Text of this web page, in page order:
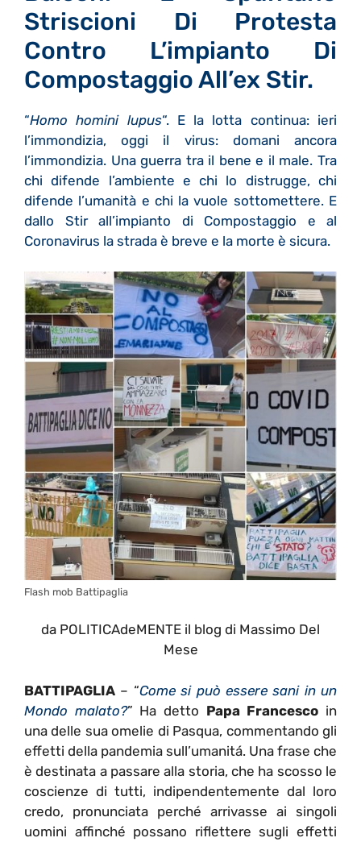
Striscioni Di Protesta
Contro L’impianto Di
Compostaggio All’ex Stir.
“Homo homini lupus“. E la lotta continua: ieri
l’immondizia, oggi il virus: domani ancora
l’immondizia. Una guerra tra il bene e il male. Tra
chi difende l’ambiente e chi lo distrugge, chi
difende l’umanità e chi la vuole sottomettere. E
dallo Stir all’impianto di Compostaggio e al
Coronavirus la strada è breve e la morte è sicura.
Flash mob Battipaglia
da POLITICAdeMENTE il blog di Massimo Del
Mese
BATTIPAGLIA – “Come si può essere sani in un
Mondo malato?” Ha detto Papa Francesco in
una delle sua omelie di Pasqua, commentando gli
effetti della pandemia sull’umanitá. Una frase che
è destinata a passare alla storia, che ha scosso le
coscienze di tutti, indipendentemente dal loro
credo, pronunciata perché arrivasse ai singoli
uomini affinché possano riflettere sugli effetti